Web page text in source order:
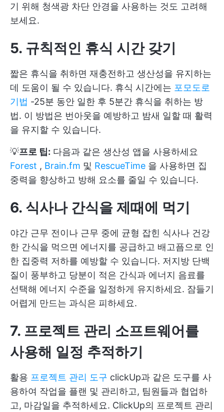
기 위해 청색광 차단 안경을 사용하는 것도 고려해
보세요.
5. 규칙적인 휴식 시간 갖기
짧은 휴식을 취하면 재충전하고 생산성을 유지하는
데 도움이 될 수 있습니다. 휴식 시간에는 포모도로
기법 -25분 동안 일한 후 5분간 휴식을 취하는 방
법. 이 방법은 번아웃을 예방하고 밤새 일할 때 활력
을 유지할 수 있습니다.
💡프로 팁: 다음과 같은 생산성 앱을 사용하세요
Forest , Brain.fm 및 RescueTime 을 사용하면 집
중력을 향상하고 방해 요소를 줄일 수 있습니다.
6. 식사나 간식을 제때에 먹기
야간 근무 전이나 근무 중에 균형 잡힌 식사나 건강
한 간식을 먹으면 에너지를 공급하고 배고픔으로 인
한 집중력 저하를 예방할 수 있습니다. 저지방 단백
질이 풍부하고 당분이 적은 간식과 에너지 음료를
선택해 에너지 수준을 일정하게 유지하세요. 잠들기
어렵게 만드는 과식은 피하세요.
7. 프로젝트 관리 소프트웨어를
사용해 일정 추적하기
활용 프로젝트 관리 도구 clickUp과 같은 도구를 사
용하여 작업을 플랜 및 관리하고, 팀원들과 협업하
고, 마감일을 추적하세요. ClickUp의 프로젝트 관리